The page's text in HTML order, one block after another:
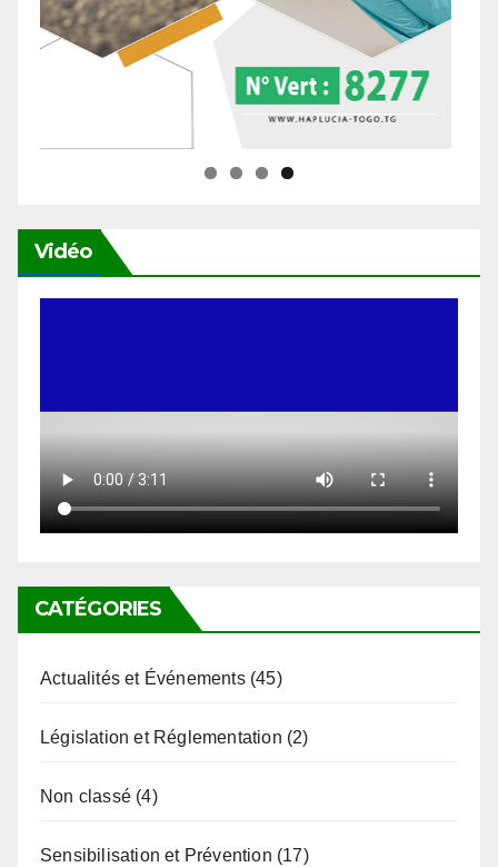
Vidéo
CATÉGORIES
Actualités et Événements(45)
Législation et Réglementation (2)
Non classé (4)
Sensibilisation et Prévention (17)